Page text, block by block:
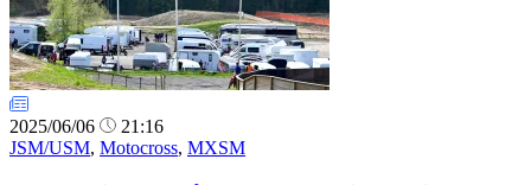
2025/06/06
21:16
JSM/USM, Motocross, MXSM